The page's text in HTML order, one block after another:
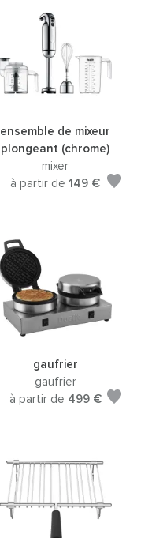
ensemble de mixeur
plongeant (chrome)
mixer
à partir de149 €
gaufrier
gaufrier
à partir de 499 €